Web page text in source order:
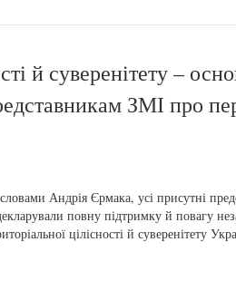
й суверенітету –
ЗМІ про
Андрія Єрмака, усі присутні
повну підтримку й повагу
цілісності й суверенітету